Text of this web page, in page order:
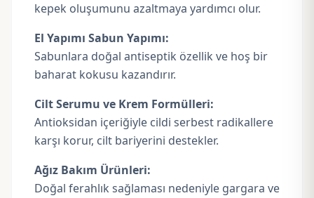
kepek oluşumunu azaltmaya yardımcı olur.
El Yapımı Sabun Yapımı:
Sabunlara doğal antiseptik özellik ve hoş bir
baharat kokusu kazandırır.
Cilt Serumu ve Krem Formülleri:
Antioksidan içeriğiyle cildi serbest radikallere
karşı korur, cilt bariyerini destekler.
Ağız Bakım Ürünleri:
Doğal ferahlık sağlaması nedeniyle gargara ve